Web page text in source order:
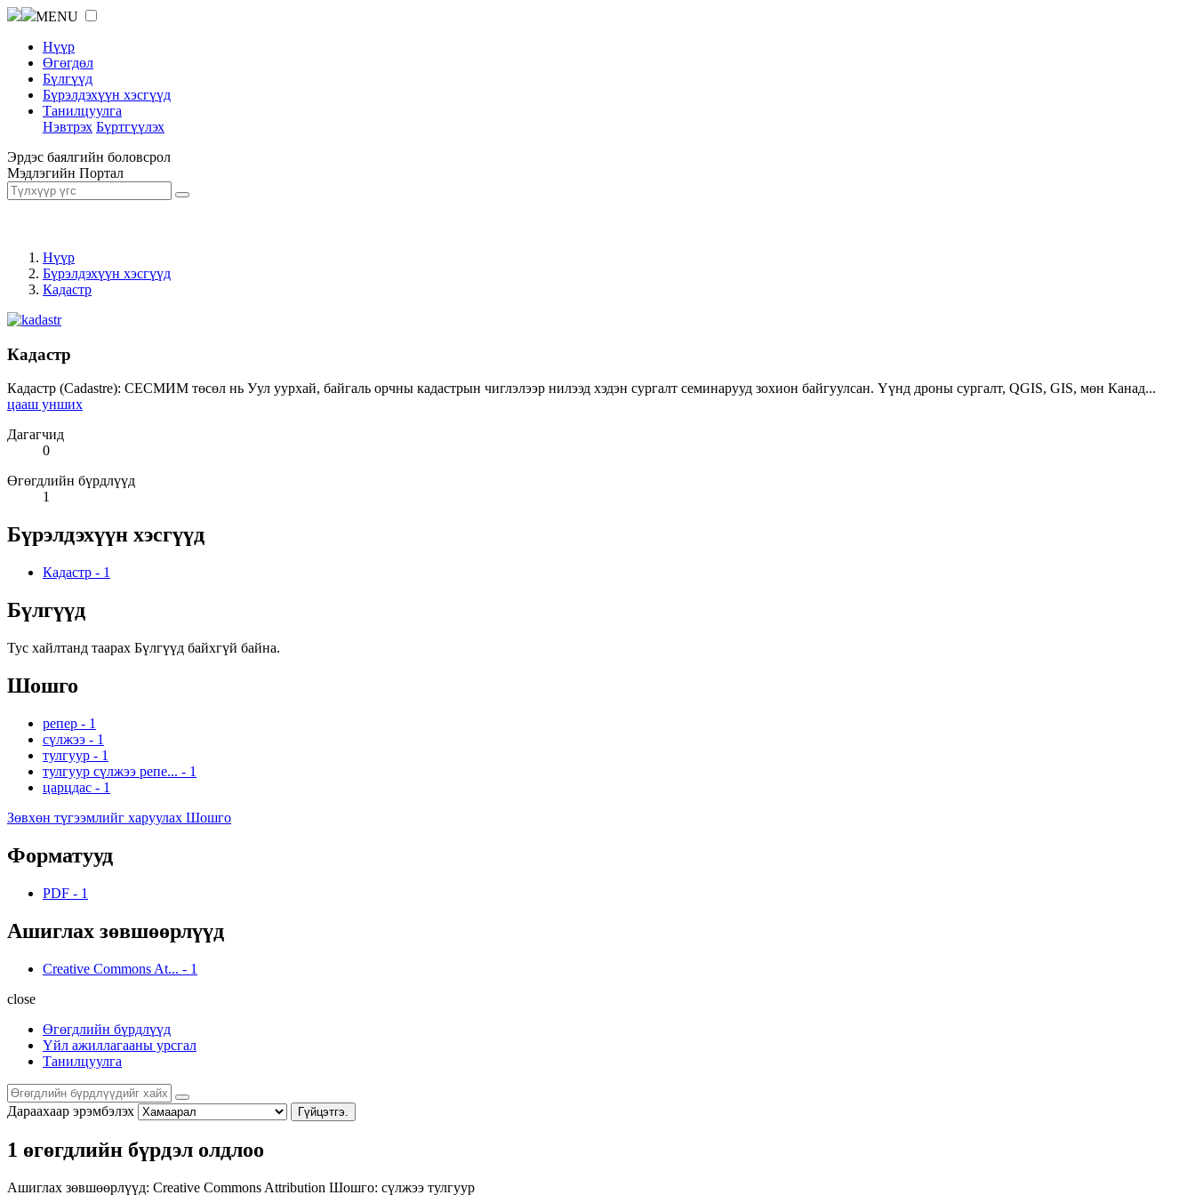
MENU
Нүүр
Өгөгдөл
Бүлгүүд
Бүрэлдэхүүн хэсгүүд
Танилцуулга
Нэвтрэх Бүртгүүлэх
Эрдэс баялгийн боловсрол
Мэдлэгийн Портал
Нүүр
Бүрэлдэхүүн хэсгүүд
Кадастр
Кадастр
Кадастр (Cadastre): СЕСМИМ төсөл нь Уул уурхай, байгаль орчны кадастрын чиглэлээр нилээд хэдэн сургалт семинарууд зохион байгуулсан. Үүнд дроны сургалт, QGIS, GIS, мөн Канад...
цааш унших
Дагагчид
0
Өгөгдлийн бүрдлүүд
1
Бүрэлдэхүүн хэсгүүд
Кадастр - 1
Бүлгүүд
Тус хайлтанд таарах Бүлгүүд байхгүй байна.
Шошго
репер - 1
сүлжээ - 1
тулгуур - 1
тулгуур сүлжээ репе... - 1
царцдас - 1
Зөвхөн түгээмлийг харуулах Шошго
Форматууд
PDF - 1
Ашиглах зөвшөөрлүүд
Creative Commons At... - 1
close
Өгөгдлийн бүрдлүүд
Үйл ажиллагааны урсгал
Танилцуулга
Дараахаар эрэмбэлэх Гүйцэтгэ.
1 өгөгдлийн бүрдэл олдлоо
Ашиглах зөвшөөрлүүд: Creative Commons Attribution Шошго: сүлжээ тулгуур